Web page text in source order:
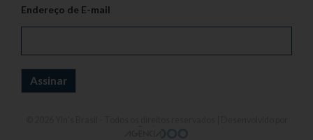
Endereço de E-mail